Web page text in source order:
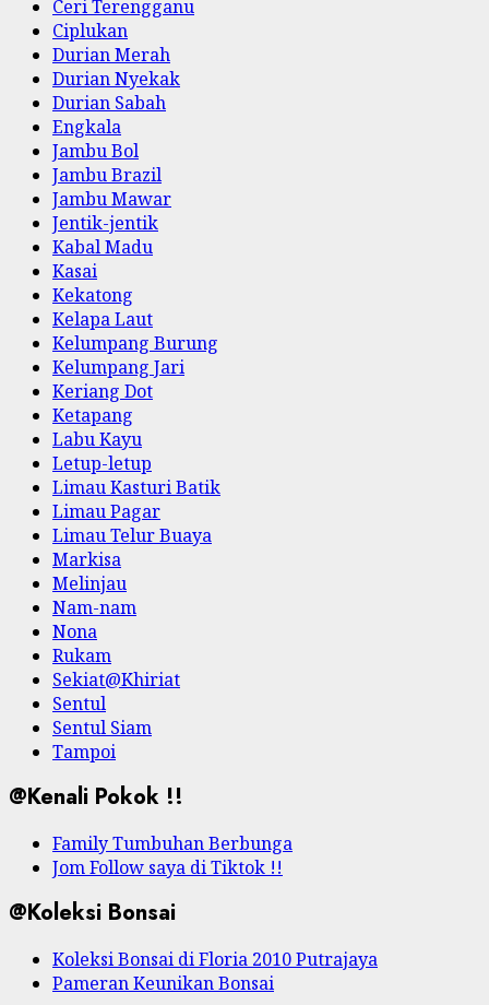
Ceri Terengganu
Ciplukan
Durian Merah
Durian Nyekak
Durian Sabah
Engkala
Jambu Bol
Jambu Brazil
Jambu Mawar
Jentik-jentik
Kabal Madu
Kasai
Kekatong
Kelapa Laut
Kelumpang Burung
Kelumpang Jari
Keriang Dot
Ketapang
Labu Kayu
Letup-letup
Limau Kasturi Batik
Limau Pagar
Limau Telur Buaya
Markisa
Melinjau
Nam-nam
Nona
Rukam
Sekiat@Khiriat
Sentul
Sentul Siam
Tampoi
@Kenali Pokok !!
Family Tumbuhan Berbunga
Jom Follow saya di Tiktok !!
@Koleksi Bonsai
Koleksi Bonsai di Floria 2010 Putrajaya
Pameran Keunikan Bonsai